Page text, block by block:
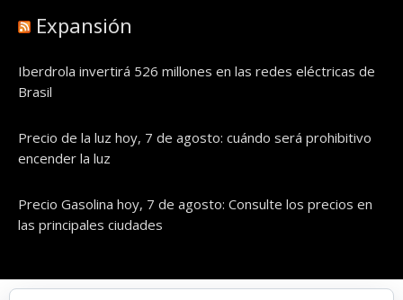
Expansión
Iberdrola invertirá 526 millones en las redes eléctricas de
Brasil
Precio de la luz hoy, 7 de agosto: cuándo será prohibitivo
encender la luz
Precio Gasolina hoy, 7 de agosto: Consulte los precios en
las principales ciudades